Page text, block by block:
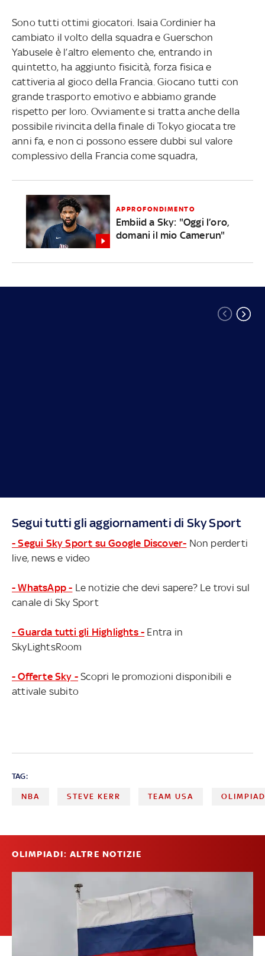
Sono tutti ottimi giocatori. Isaia Cordinier ha
cambiato il volto della squadra e Guerschon
Yabusele è l’altro elemento che, entrando in
quintetto, ha aggiunto fisicità, forza fisica e
cattiveria al gioco della Francia. Giocano tutti con
grande trasporto emotivo e abbiamo grande
rispetto per loro. Ovviamente si tratta anche della
possibile rivincita della finale di Tokyo giocata tre
anni fa, e non ci possono essere dubbi sul valore
complessivo della Francia come squadra,
APPROFONDIMENTO
Embiid a Sky: "Oggi l’oro,
domani il mio Camerun"
Segui tutti gli aggiornamenti di Sky Sport
- Segui Sky Sport su Google Discover- Non perderti
live, news e video
- WhatsApp - Le notizie che devi sapere? Le trovi sul
canale di Sky Sport
- Guarda tutti gli Highlights - Entra in
SkyLightsRoom
- Offerte Sky - Scopri le promozioni disponibili e
attivale subito
TAG:
NBA STEVE KERR TEAM USA
OLIMPIADI: ALTRE NOTIZIE